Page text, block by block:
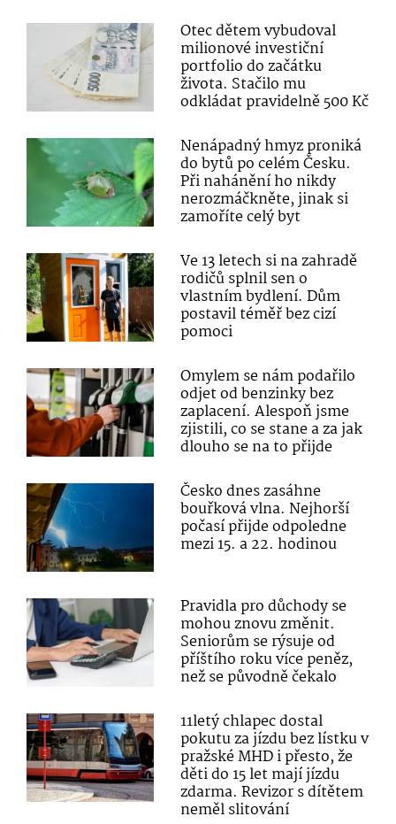
Otec dětem vybudoval
milionové investiční
portfolio do začátku
života. Stačilo mu
odkládat pravidelně 500 Kč
Nenápadný hmyz proniká
do bytů po celém Česku.
Při nahánění ho nikdy
nerozmáčkněte, jinak si
zamoříte celý byt
Ve 13 letech si na zahradě
rodičů splnil sen o
vlastním bydlení. Dům
postavil téměř bez cizí
pomoci
Omylem se nám podařilo
odjet od benzinky bez
zaplacení. Alespoň jsme
zjistili, co se stane a za jak
dlouho se na to přijde
Česko dnes zasáhne
bouřková vlna. Nejhorší
počasí přijde odpoledne
mezi 15. a 22. hodinou
Pravidla pro důchody se
mohou znovu změnit.
Seniorům se rýsuje od
příštího roku více peněz,
než se původně čekalo
11letý chlapec dostal
pokutu za jízdu bez lístku v
pražské MHD i přesto, že
děti do 15 let mají jízdu
zdarma. Revizor s dítětem
neměl slitování